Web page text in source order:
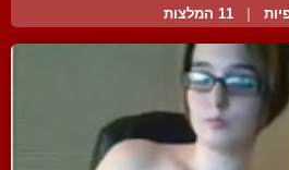
11 המלצות